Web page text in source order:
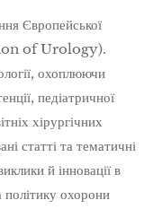
Європейської
of Urology).
охоплюючи
педіатричної
хірургічних
статті та тематичні
й інновації в
політику охорони